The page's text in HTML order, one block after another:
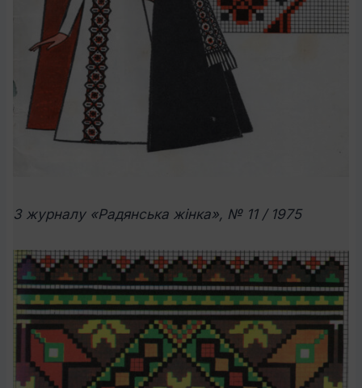
З журналу «Радянська жінка», № 11 / 1975